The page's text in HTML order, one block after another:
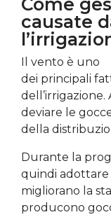
Come
causate
Il vento è uno
dei principali
deviare le
della
Durante la
quindi adottare
migliorano la
producono